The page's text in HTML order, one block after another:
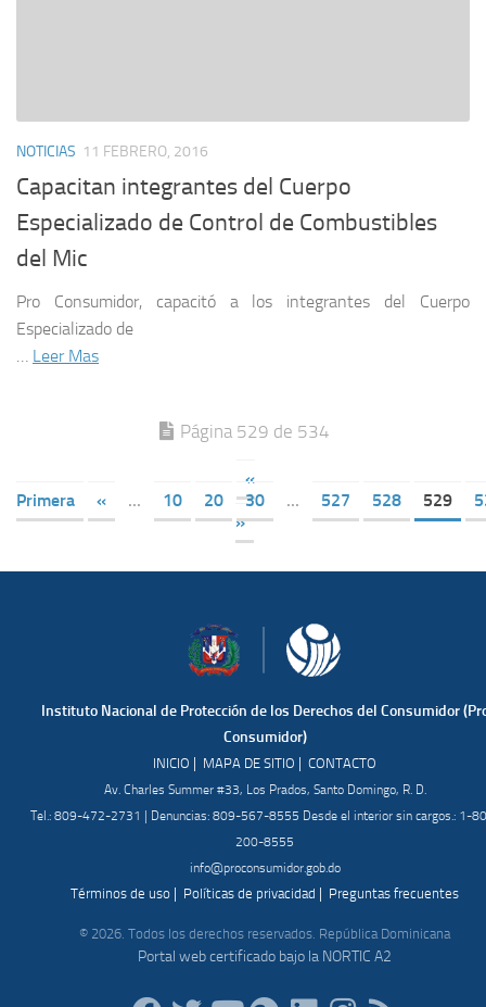
NOTICIAS 11 FEBRERO, 2016
Capacitan integrantes del Cuerpo
Especializado de Control de Combustibles
del Mic
Pro Consumidor, capacitó a los integrantes del Cuerpo
Especializado de
… Leer Mas
Página 529 de 534
«
Primera
« ... 10 20 30 ... 527 528 529
»
Instituto Nacional de Protección de los Derechos del Consumidor
Consumidor)
INICIO | MAPA DE SITIO | CONTACTO
Av. Charles Summer #33, Los Prados, Santo Domingo, R. D.
Tel.: 809-472-2731 | Denuncias: 809-567-8555 Desde el interior sin cargos.: 1-
200-8555
info@proconsumidor.gob.do
Términos de uso | Políticas de privacidad | Preguntas frecuentes
© 2026. Todos los derechos reservados. República Dominicana
Portal web certificado bajo la NORTIC A2